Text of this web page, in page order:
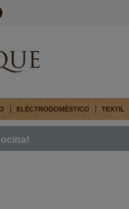
ELECTRODOMÉSTICO TEXTIL